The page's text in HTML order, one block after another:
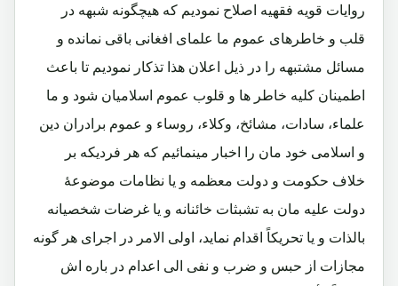
روایات قویه فقهیه اصلاح نمودیم که هیچگونه شبهه در
قلب و خاطرهای عموم ما علمای افغانی باقی نمانده و
مسائل مشتبهه را در ذیل اعلان هذا تذکار نمودیم تا باعث
اطمینان کلیه خاطر ها و قلوب عموم اسلامیان شود و ما
علماء، سادات، مشائخ، وکلاء، روساء و عموم برادران دین
و اسلامی خود مان را اخبار مینمائیم که هر فردیکه بر
خلاف حکومت و دولت معظمه و یا نظامات موضوعۀ
دولت علیه مان به تشبثات خائنانه و یا غرضات شخصیانه
بالذات و یا تحریکاً اقدام نماید، اولی الامر در اجرای هر گونه
مجازات از حبس و ضرب و نفی الی اعدام در باره اش